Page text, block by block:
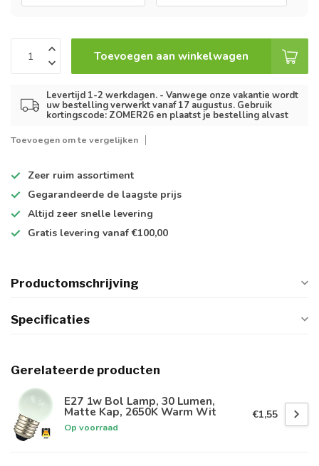
Toevoegen aan winkelwagen
Levertijd 1-2 werkdagen. - Vanwege onze vakantie wordt
uw bestelling verwerkt vanaf 17 augustus. Gebruik
kortingscode: ZOMER26 en plaatst je bestelling alvast
Toevoegen om te vergelijken
Zeer ruim assortiment
Gegarandeerde de laagste prijs
Altijd zeer snelle levering
Gratis levering vanaf €100,00
Productomschrijving
Specificaties
Gerelateerde producten
E27 1w Bol Lamp, 30 Lumen,
Matte Kap, 2650K Warm Wit
Op voorraad
€1,55